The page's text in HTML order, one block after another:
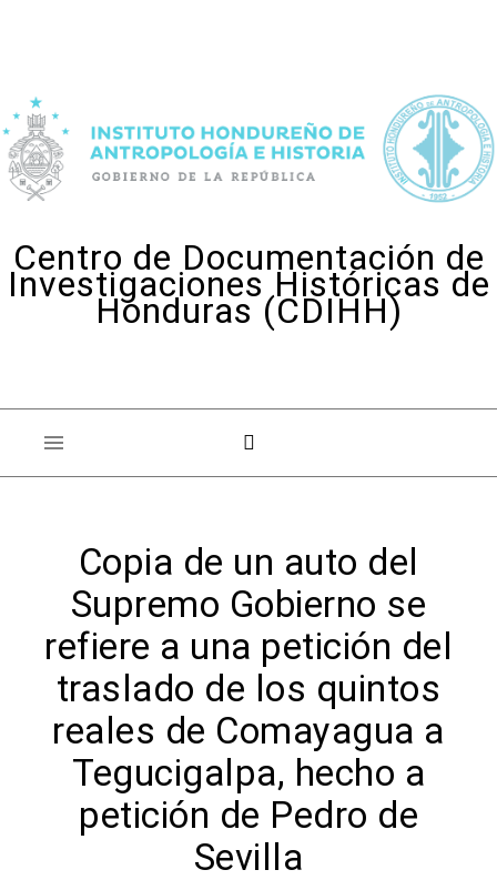
Centro de Documentación de
Investigaciones Históricas de
Honduras (CDIHH)
Copia de un auto del
Supremo Gobierno se
refiere a una petición del
traslado de los quintos
reales de Comayagua a
Tegucigalpa, hecho a
petición de Pedro de
Sevilla